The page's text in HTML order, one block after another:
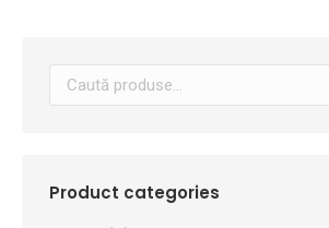
Product categories